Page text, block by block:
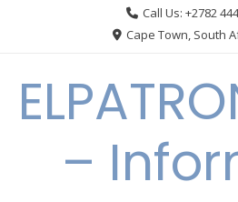
Call Us: +2782
Cape Town, South
–